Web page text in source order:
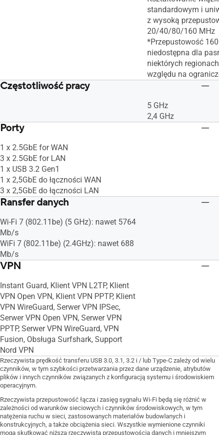
standardowym i
z wysoką
20/40/80/160 MHz
*Przepustowość
niedostępna dla
niektórych
względu na
Częstotliwość pracy
5 GHz
2,4 GHz
Porty
1 x 2.5GbE for WAN
3 x 2.5GbE for LAN
1 x USB 3.2 Gen1
1 x 2,5GbE do łączności WAN
3 x 2,5GbE do łączności LAN
Ransfer danych
Wi-Fi 7 (802.11be) (5 GHz): nawet 5764
Mb/s
WiFi 7 (802.11be) (2.4GHz): nawet 688
Mb/s
VPN
Instant Guard, Klient VPN L2TP, Klient
VPN Open VPN, Klient VPN PPTP, Klient
VPN WireGuard, Serwer VPN IPSec,
Serwer VPN Open VPN, Serwer VPN
PPTP, Serwer VPN WireGuard, VPN
Fusion, Obsługa Surfshark, Support
Nord VPN
Rzeczywista prędkość transferu USB 3.0, 3.1, 3.2 i / lub Type-C zależy od wielu
czynników, w tym szybkości przetwarzania przez dane urządzenie, atrybutów
plików i innych czynników związanych z konfiguracją systemu i środowiskiem
operacyjnym.
Rzeczywista przepustowość łącza i zasięg sygnału Wi-Fi będą się różnić w
zależności od warunków sieciowych i czynników środowiskowych, w tym
natężenia ruchu w sieci, zastosowanych materiałów budowlanych i
konstrukcyjnych, a także obciążenia sieci. Wszystkie wymienione czynniki
mogą skutkować niższą rzeczywistą przepustowością danych i mniejszym